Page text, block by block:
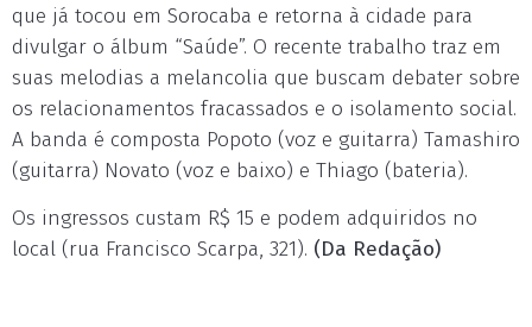
que já tocou em Sorocaba e retorna à cidade para
divulgar o álbum “Saúde”. O recente trabalho traz em
suas melodias a melancolia que buscam debater sobre
os relacionamentos fracassados e o isolamento social.
A banda é composta Popoto (voz e guitarra) Tamashiro
(guitarra) Novato (voz e baixo) e Thiago (bateria).
Os ingressos custam R$ 15 e podem adquiridos no
local (rua Francisco Scarpa, 321). (Da Redação)